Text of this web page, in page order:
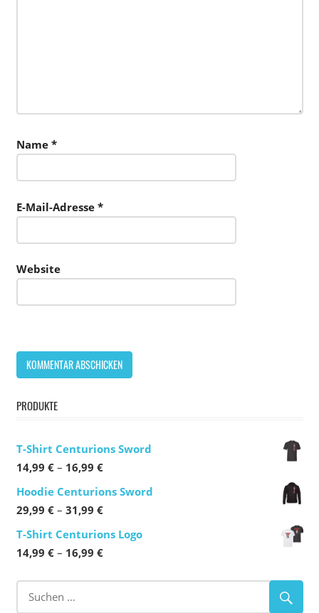
Name *
E-Mail-Adresse *
Website
PRODUKTE
T-Shirt Centurions Sword
14,99 € – 16,99 €Preisspanne:
14,99 €
bis
Hoodie Centurions Sword
29,99 € – 31,99 €Preisspanne:
29,99 €
bis
T-Shirt Centurions Logo
14,99 € – 16,99 €Preisspanne: